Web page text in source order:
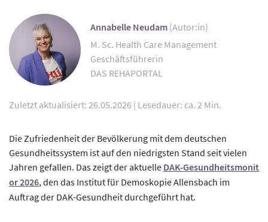
Annabelle Neudam (Autor:in)
M. Sc. Health Care Management
Geschäftsführerin
DAS REHAPORTAL
Zuletzt aktualisiert: 26.05.2026 | Lesedauer: ca. 2 Min.
Die Zufriedenheit der Bevölkerung mit dem deutschen
Gesundheitssystem ist auf den niedrigsten Stand seit vielen
Jahren gefallen. Das zeigt der aktuelle DAK-Gesundheitsmonit
or 2026, den das Institut für Demoskopie Allensbach im
Auftrag der DAK-Gesundheit durchgeführt hat.